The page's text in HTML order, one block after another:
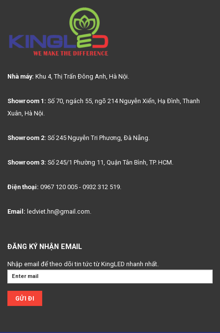
Nhà máy: Khu 4, Thị Trấn Đông Anh, Hà Nội.
Showroom 1: Số 70, ngách 55, ngõ 214 Nguyễn Xiển, Hạ Đình, Thanh
Xuân, Hà Nội.
Showroom 2: Số 245 Nguyễn Tri Phương, Đà Nẵng.
Showroom 3: Số 245/1 Phường 11, Quận Tân Bình, TP. HCM.
Điện thoại: 0967 120 005 - 0932 312 519.
Email: ledviet.hn@gmail.com.
ĐĂNG KÝ NHẬN EMAIL
Nhập email để theo dõi tin tức từ KingLED nhanh nhất.